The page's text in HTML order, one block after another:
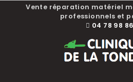
Vente réparation matériel
professionnels et
04 78 98